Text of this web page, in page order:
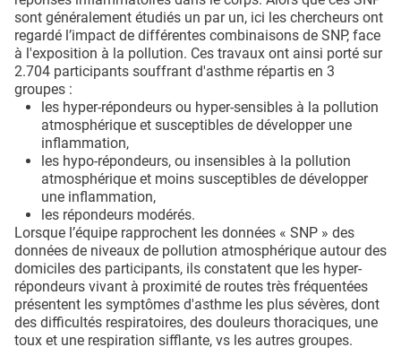
sont généralement étudiés un par un, ici les chercheurs ont
regardé l’impact de différentes combinaisons de SNP, face
à l'exposition à la pollution. Ces travaux ont ainsi porté sur
2.704 participants souffrant d'asthme répartis en 3
groupes :
les hyper-répondeurs ou hyper-sensibles à la pollution
atmosphérique et susceptibles de développer une
inflammation,
les hypo-répondeurs, ou insensibles à la pollution
atmosphérique et moins susceptibles de développer
une inflammation,
les répondeurs modérés.
Lorsque l’équipe rapprochent les données « SNP » des
données de niveaux de pollution atmosphérique autour des
domiciles des participants, ils constatent que les hyper-
répondeurs vivant à proximité de routes très fréquentées
présentent les symptômes d'asthme les plus sévères, dont
des difficultés respiratoires, des douleurs thoraciques, une
toux et une respiration sifflante, vs les autres groupes.